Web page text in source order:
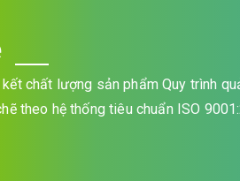
kết chất lượng sản phẩm Quy trình
theo hệ thống tiêu chuẩn ISO